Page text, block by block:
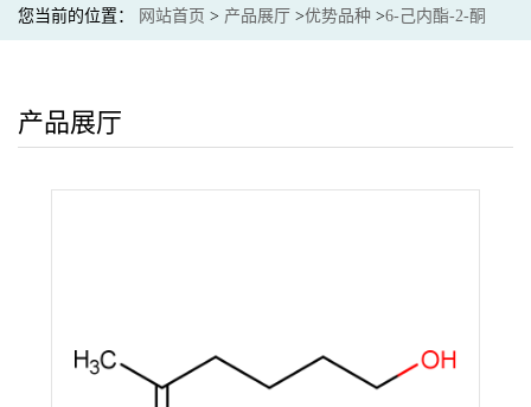
您当前的位置： 网站首页 > 产品展厅 >优势品种 >6-己内酯-2-酮
产品展厅